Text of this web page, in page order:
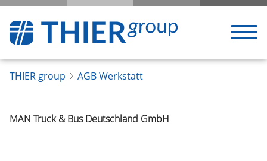
THIER group AGB Werkstatt
MAN Truck & Bus Deutschland GmbH